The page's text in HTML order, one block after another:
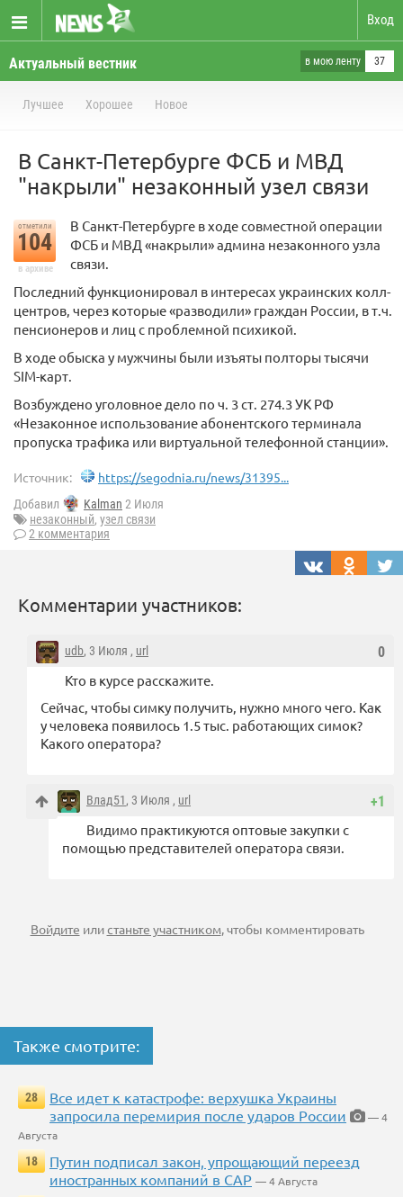
Вход
Актуальный вестник в мою ленту 37
Лучшее Хорошее Новое
В Санкт-Петербурге ФСБ и МВД
"накрыли" незаконный узел связи
отметили
104
в архиве
В Санкт-Петербурге в ходе совместной операции
ФСБ и МВД «накрыли» админа незаконного узла
связи.
Последний функционировал в интересах украинских колл-
центров, через которые «разводили» граждан России, в т.ч.
пенсионеров и лиц с проблемной психикой.
В ходе обыска у мужчины были изъяты полторы тысячи
SIM-карт.
Возбуждено уголовное дело по ч. 3 ст. 274.3 УК РФ
«Незаконное использование абонентского терминала
пропуска трафика или виртуальной телефонной станции».
Источник: https://segodnia.ru/news/31395...
Добавил Kalman 2 Июля
незаконный, узел связи
2 комментария
Комментарии участников:
0
udb, 3 Июля , url
Кто в курсе расскажите.
Сейчас, чтобы симку получить, нужно много чего. Как
у человека появилось 1.5 тыс. работающих симок?
Какого оператора?
+1
Влад51, 3 Июля , url
Видимо практикуются оптовые закупки с
помощью представителей оператора связи.
Войдите илистаньте участником, чтобы комментировать
Также смотрите:
28
Все идет к катастрофе: верхушка Украины
запросила перемирия после ударов России
— 4
Августа
18
Путин подписал закон, упрощающий переезд
иностранных компаний в САР — 4 Августа